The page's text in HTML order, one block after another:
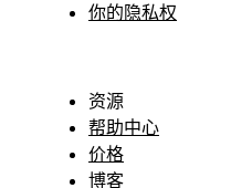
你的隐私权
资源
帮助中心
价格
博客